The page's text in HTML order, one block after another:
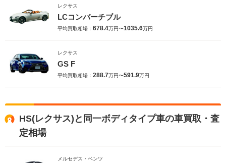
レクサス
LCコンバーチブル
平均買取相場： 678.4万円〜1035.6万円
レクサス
GS F
平均買取相場： 288.7万円〜591.9万円
HS(レクサス)と同一ボディタイプ車の車買取・査
定相場
メルセデス・ベンツ